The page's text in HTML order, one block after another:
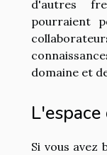
d'autres
pourraient
domaine et
Si vous avez